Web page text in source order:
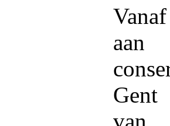
aan